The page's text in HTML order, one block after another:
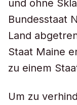
und ohne
Bundesstaat
Land
Staat Maine
zu einem
Um zu